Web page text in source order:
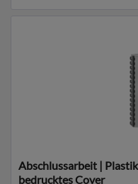
Abschlussarbeit |
bedrucktes Cover